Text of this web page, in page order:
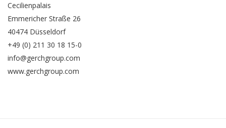
Cecilienpalais
Emmericher Straße 26
40474 Düsseldorf
+49 (0) 211 30 18 15-0
info@gerchgroup.com
www.gerchgroup.com